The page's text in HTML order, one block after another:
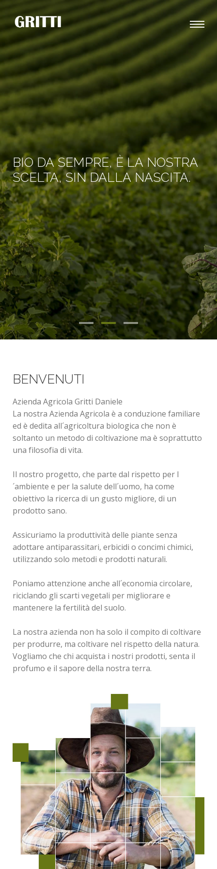
BIO DA SEMPRE, È LA NOSTRA
SCELTA, SIN DALLA NASCITA.
BENVENUTI
Azienda Agricola Gritti Daniele
La nostra Azienda Agricola è a conduzione familiare
ed è dedita all´agricoltura biologica che non è
soltanto un metodo di coltivazione ma è soprattutto
una filosofia di vita.
Il nostro progetto, che parte dal rispetto per l
´ambiente e per la salute dell´uomo, ha come
obiettivo la ricerca di un gusto migliore, di un
prodotto sano.
Assicuriamo la produttività delle piante senza
adottare antiparassitari, erbicidi o concimi chimici,
utilizzando solo metodi e prodotti naturali.
Poniamo attenzione anche all´economia circolare,
riciclando gli scarti vegetali per migliorare e
mantenere la fertilità del suolo.
La nostra azienda non ha solo il compito di coltivare
per produrre, ma coltivare nel rispetto della natura.
Vogliamo che chi acquista i nostri prodotti, senta il
profumo e il sapore della nostra terra.